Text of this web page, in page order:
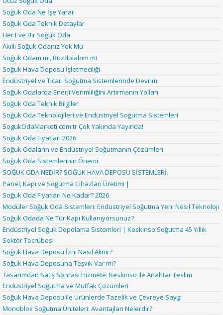
Soğuk Oda Ne İşe Yarar
Soğuk Oda Teknik Detaylar
Her Eve Bir Soğuk Oda
Akıllı Soğuk Odanız Yok Mu
Soğuk Odam mı, Buzdolabım mı
Soğuk Hava Deposu İşletmeciliği
Endüstriyel ve Ticari Soğutma Sistemlerinde Devrim.
Soğuk Odalarda Enerji Verimliliğini Artırmanın Yolları
Soğuk Oda Teknik Bilgiler
Soğuk Oda Teknolojileri ve Endüstriyel Soğutma Sistemleri
SogukOdaMarketi.com.tr Çok Yakında Yayında!
Soğuk Oda Fiyatları 2026
Soğuk Odaların ve Endüstriyel Soğutmanın Çözümleri
Soğuk Oda Sistemlerinin Önemi.
SOĞUK ODA NEDİR? SOĞUK HAVA DEPOSU SİSTEMLERİ.
Panel, Kapı ve Soğutma Cihazları Üretimi |
Soğuk Oda Fiyatları Ne Kadar? 2026
Modüler Soğuk Oda Sistemleri: Endüstriyel Soğutma Yeni Nesil Teknoloji
Soğuk Odada Ne Tür Kapı Kullanıyorsunuz?
Endüstriyel Soğuk Depolama Sistemleri | Keskinso Soğutma 45 Yıllık
Sektör Tecrübesi
Soğuk Hava Deposu İzni Nasıl Alınır?
Soğuk Hava Deposuna Teşvik Var mı?
Tasarımdan Satış Sonrası Hizmete: Keskinso ile Anahtar Teslim
Endüstriyel Soğutma ve Mutfak Çözümleri
Soğuk Hava Deposu ile Ürünlerde Tazelik ve Çevreye Saygı
Monoblok Soğutma Üniteleri: Avantajları Nelerdir?